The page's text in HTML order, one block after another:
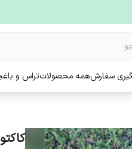
سفارشهمه محصولاتتراس و